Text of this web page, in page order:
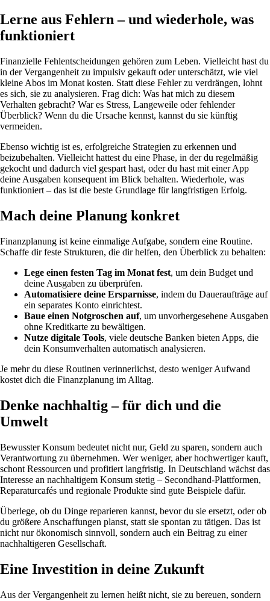
Lerne aus Fehlern – und wiederhole, was
funktioniert
Finanzielle Fehlentscheidungen gehören zum Leben. Vielleicht hast du
in der Vergangenheit zu impulsiv gekauft oder unterschätzt, wie viel
kleine Abos im Monat kosten. Statt diese Fehler zu verdrängen, lohnt
es sich, sie zu analysieren. Frag dich: Was hat mich zu diesem
Verhalten gebracht? War es Stress, Langeweile oder fehlender
Überblick? Wenn du die Ursache kennst, kannst du sie künftig
vermeiden.
Ebenso wichtig ist es, erfolgreiche Strategien zu erkennen und
beizubehalten. Vielleicht hattest du eine Phase, in der du regelmäßig
gekocht und dadurch viel gespart hast, oder du hast mit einer App
deine Ausgaben konsequent im Blick behalten. Wiederhole, was
funktioniert – das ist die beste Grundlage für langfristigen Erfolg.
Mach deine Planung konkret
Finanzplanung ist keine einmalige Aufgabe, sondern eine Routine.
Schaffe dir feste Strukturen, die dir helfen, den Überblick zu behalten:
Lege einen festen Tag im Monat fest, um dein Budget und
deine Ausgaben zu überprüfen.
Automatisiere deine Ersparnisse, indem du Daueraufträge auf
ein separates Konto einrichtest.
Baue einen Notgroschen auf, um unvorhergesehene Ausgaben
ohne Kreditkarte zu bewältigen.
Nutze digitale Tools, viele deutsche Banken bieten Apps, die
dein Konsumverhalten automatisch analysieren.
Je mehr du diese Routinen verinnerlichst, desto weniger Aufwand
kostet dich die Finanzplanung im Alltag.
Denke nachhaltig – für dich und die
Umwelt
Bewusster Konsum bedeutet nicht nur, Geld zu sparen, sondern auch
Verantwortung zu übernehmen. Wer weniger, aber hochwertiger kauft,
schont Ressourcen und profitiert langfristig. In Deutschland wächst das
Interesse an nachhaltigem Konsum stetig – Secondhand-Plattformen,
Reparaturcafés und regionale Produkte sind gute Beispiele dafür.
Überlege, ob du Dinge reparieren kannst, bevor du sie ersetzt, oder ob
du größere Anschaffungen planst, statt sie spontan zu tätigen. Das ist
nicht nur ökonomisch sinnvoll, sondern auch ein Beitrag zu einer
nachhaltigeren Gesellschaft.
Eine Investition in deine Zukunft
Aus der Vergangenheit zu lernen heißt nicht, sie zu bereuen, sondern